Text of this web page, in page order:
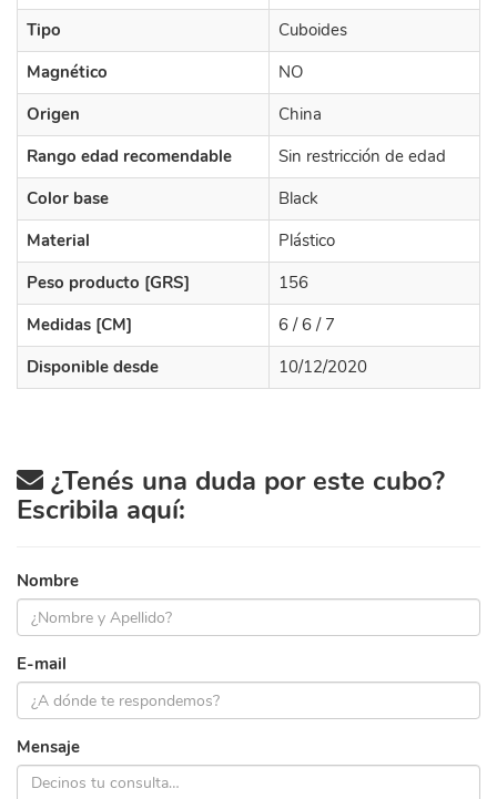
Tipo
Cuboides
Magnético
NO
Origen
China
Rango edad recomendable
Sin restricción de edad
Color base
Black
Material
Plástico
Peso producto [GRS]
156
Medidas [CM]
6 / 6 / 7
Disponible desde
10/12/2020
¿Tenés una duda por este cubo?
Escribila aquí:
Nombre
E-mail
Mensaje